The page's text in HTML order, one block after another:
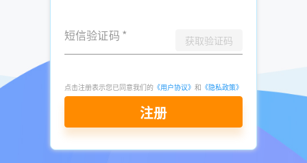
短信验证码 * 获取验证码
点击注册表示您已同意我们的 《用户协议》 和 《隐私政策》
注册